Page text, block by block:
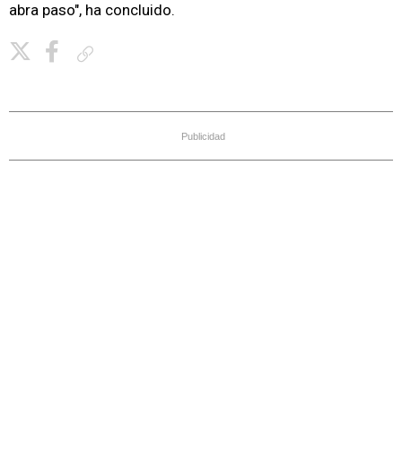
abra paso", ha concluido.
Publicidad